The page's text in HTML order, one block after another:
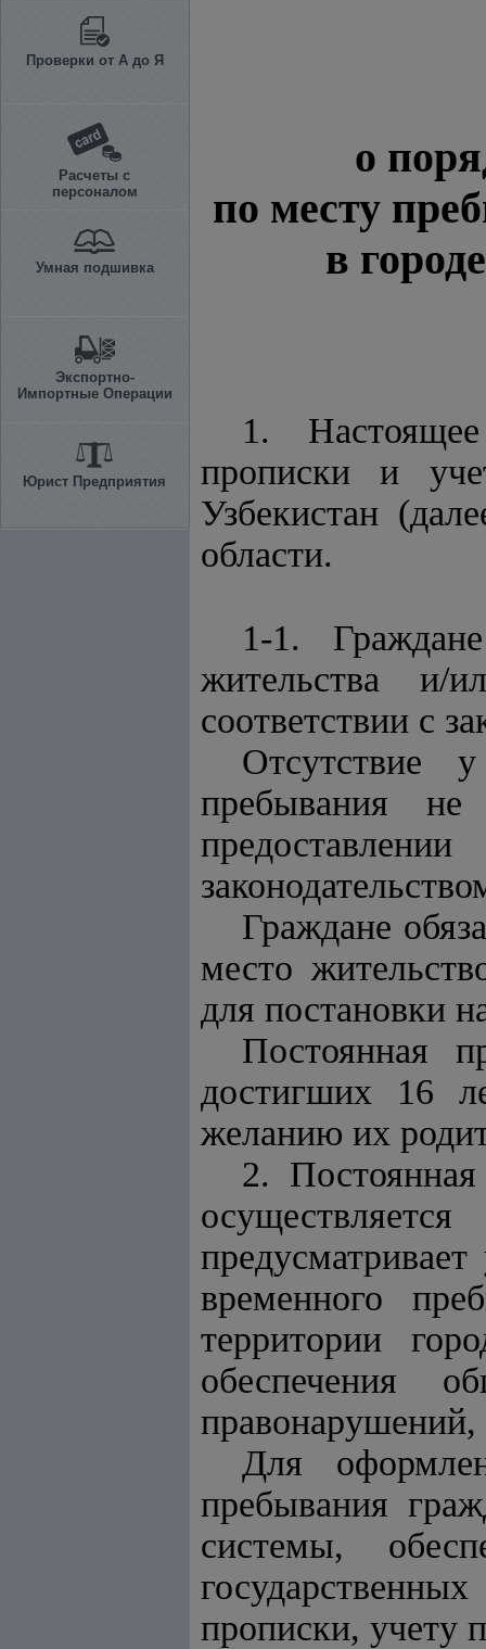
Проверки от А до Я
Расчеты с
персоналом
Умная подшивка
Экспортно-
Импортные Операции
Юрист Предприятия
о
по месту
в
1.
прописки и
Узбекистан
области.
1-1.
жительства
соответствии с
Отсутствие
пребывания
Граждане
место
для постановки
Постоянная
достигших 16
желанию их
2.
временного
территории
обеспечения
правонарушений,
Для
пребывания
системы,
прописки, учету